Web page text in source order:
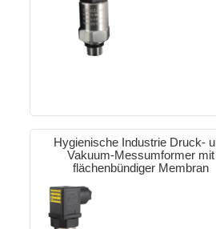
Hygienische Industrie Druck-
Vakuum-Messumformer mit
flächenbündiger Membran